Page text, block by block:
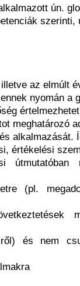
ún.
szerinti,
az elmúlt
nyomán a
meghatározó
alkalmazását.
értékelési
útmutatóban
(pl.
és nem